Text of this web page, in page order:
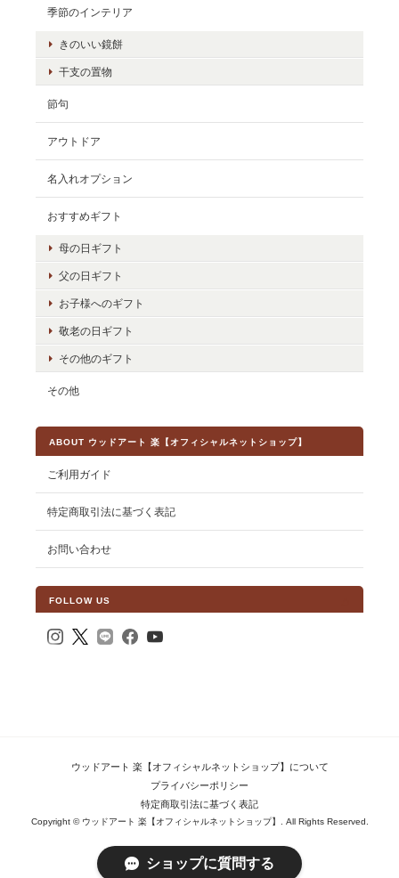
季節のインテリア
きのいい鏡餅
干支の置物
節句
アウトドア
名入れオプション
おすすめギフト
母の日ギフト
父の日ギフト
お子様へのギフト
敬老の日ギフト
その他のギフト
その他
ABOUT ウッドアート 楽【オフィシャルネットショップ】
ご利用ガイド
特定商取引法に基づく表記
お問い合わせ
FOLLOW US
ウッドアート 楽【オフィシャルネットショップ】について
プライバシーポリシー
特定商取引法に基づく表記
Copyright © ウッドアート 楽【オフィシャルネットショップ】. All Rights Reserved.
ショップに質問する